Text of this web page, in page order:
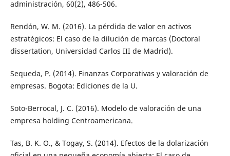
administración, 60(2), 486-506.
Rendón, W. M. (2016). La pérdida de valor en activos
estratégicos: El caso de la dilución de marcas (Doctoral
dissertation, Universidad Carlos III de Madrid).
Sequeda, P. (2014). Finanzas Corporativas y valoración de
empresas. Bogota: Ediciones de la U.
Soto-Berrocal, J. C. (2016). Modelo de valoración de una
empresa holding Centroamericana.
Tas, B. K. O., & Togay, S. (2014). Efectos de la dolarización